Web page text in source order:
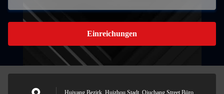
Einreichungen
Huiyang Bezirk, Huizhou Stadt, Qiuchang Street Büro